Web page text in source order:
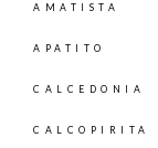
AMATISTA
APATITO
CALCEDONIA
CALCOPIRITA